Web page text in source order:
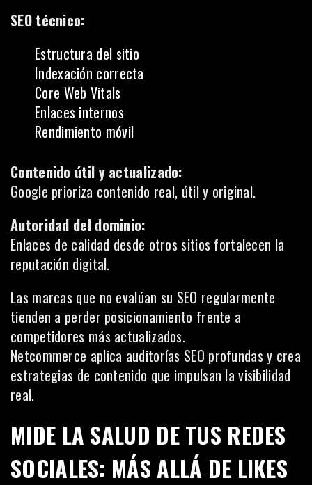
SEO técnico:
Estructura del sitio
Indexación correcta
Core Web Vitals
Enlaces internos
Rendimiento móvil
Contenido útil y actualizado:
Google prioriza contenido real, útil y original.
Autoridad del dominio:
Enlaces de calidad desde otros sitios fortalecen la
reputación digital.
Las marcas que no evalúan su SEO regularmente
tienden a perder posicionamiento frente a
competidores más actualizados.
Netcommerce aplica auditorías SEO profundas y crea
estrategias de contenido que impulsan la visibilidad
real.
MIDE LA SALUD DE TUS REDES
SOCIALES: MÁS ALLÁ DE LIKES